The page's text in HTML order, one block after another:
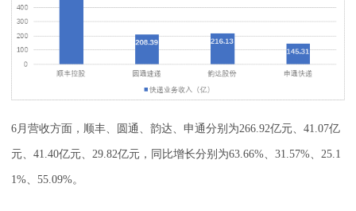
6月营收方面，顺丰、圆通、韵达、申通分别为266.92亿元、41.07亿
元、41.40亿元、29.82亿元，同比增长分别为63.66%、31.57%、25.1
1%、55.09%。